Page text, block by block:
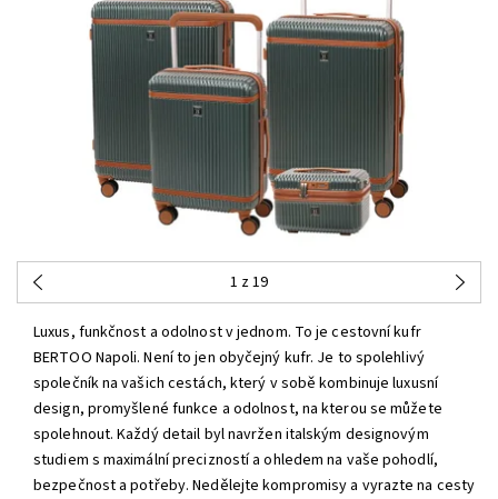
1 z 19
Luxus, funkčnost a odolnost v jednom. To je cestovní kufr
BERTOO Napoli. Není to jen obyčejný kufr. Je to spolehlivý
společník na vašich cestách, který v sobě kombinuje luxusní
design, promyšlené funkce a odolnost, na kterou se můžete
spolehnout. Každý detail byl navržen italským designovým
studiem s maximální precizností a ohledem na vaše pohodlí,
bezpečnost a potřeby. Nedělejte kompromisy a vyrazte na cesty